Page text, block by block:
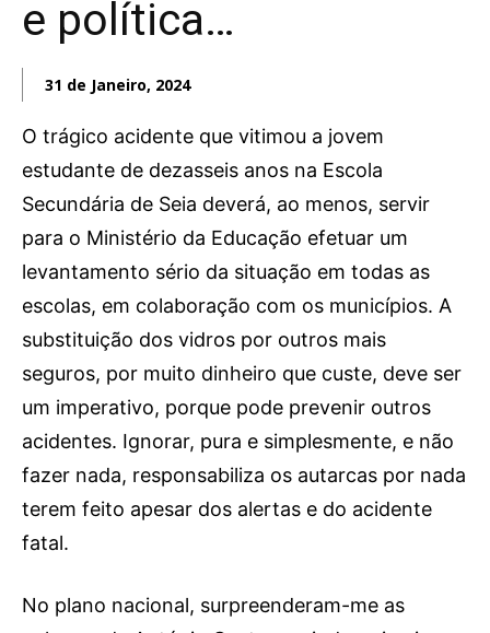
MARCHAS POPULARES DE SÃO JOÃO 2026
NATAL NAS FREGUESIAS
ATUALIDADE
REGIÃO
CULTURA E LAZER
SOCIEDADE
OCORRÊNCIAS
EMPRESAS E INOVAÇÃO
DESPORTO
JOVENS PENSADORES
SENENSES PELO MUNDO
EM FOCO
OPINIÃO DOS LEITORES
COLUNISTAS do JSM
Assinaturas
e política…
31 de Janeiro, 2024
O trágico acidente que vitimou a jovem
estudante de dezasseis anos na Escola
Secundária de Seia deverá, ao menos, servir
para o Ministério da Educação efetuar um
levantamento sério da situação em todas as
escolas, em colaboração com os municípios. A
substituição dos vidros por outros mais
seguros, por muito dinheiro que custe, deve ser
um imperativo, porque pode prevenir outros
acidentes. Ignorar, pura e simplesmente, e não
fazer nada, responsabiliza os autarcas por nada
terem feito apesar dos alertas e do acidente
fatal.
No plano nacional, surpreenderam-me as